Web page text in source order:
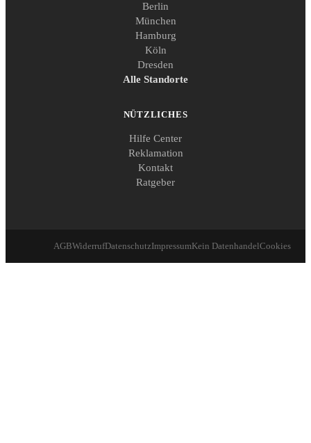
Berlin
München
Hamburg
Köln
Dresden
Alle Standorte
NÜTZLICHES
Hilfe Center
Reklamation
Kontakt
Ratgeber
AGBWiderrufDatenschutzImpressumKein DatenhandelCookies